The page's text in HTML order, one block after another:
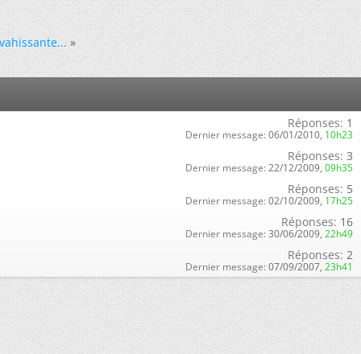
»
Réponses: 1
Dernier message: 06/01/2010, 10h23
Réponses: 3
Dernier message: 22/12/2009, 09h35
Réponses: 5
Dernier message: 02/10/2009, 17h25
Réponses: 16
Dernier message: 30/06/2009, 22h49
Réponses: 2
Dernier message: 07/09/2007, 23h41